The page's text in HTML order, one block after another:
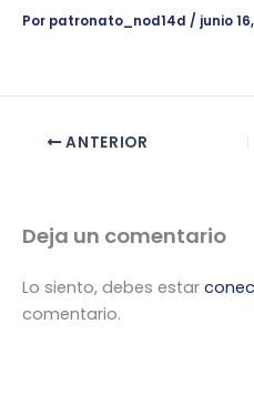
Por patronato_nod14d / junio
ANTERIOR
Deja un comentario
Lo siento, debes estar
comentario.